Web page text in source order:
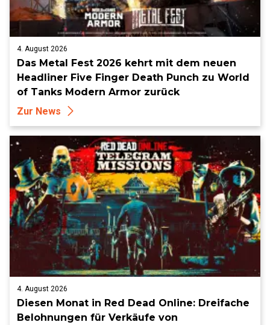
4. August 2026
Das Metal Fest 2026 kehrt mit dem neuen
Headliner Five Finger Death Punch zu World
of Tanks Modern Armor zurück
Zur News
4. August 2026
Diesen Monat in Red Dead Online: Dreifache
Belohnungen für Verkäufe von